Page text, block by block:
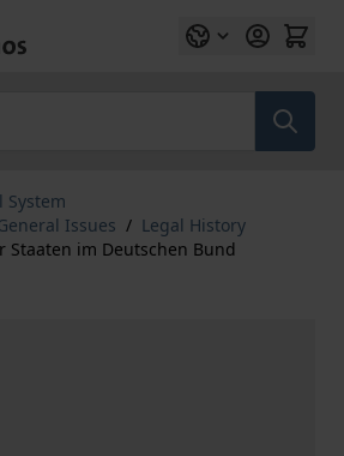
System
Issues / Legal History
Staaten im Deutschen Bund